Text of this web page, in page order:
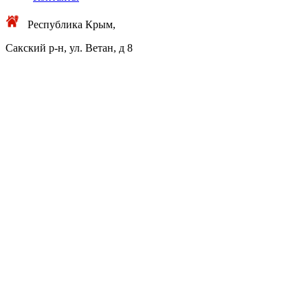
Республика Крым,
Сакский р-н, ул. Ветан, д 8